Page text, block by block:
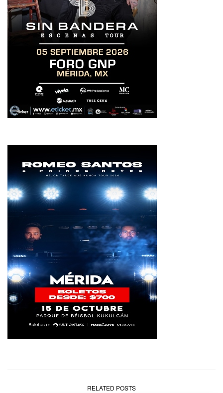
RELATED POSTS